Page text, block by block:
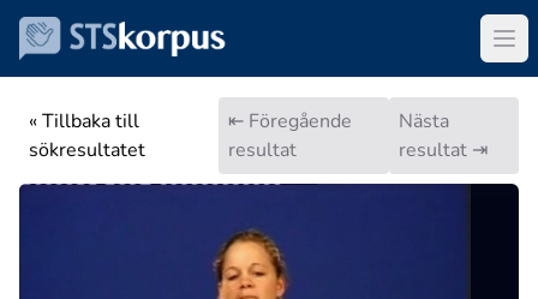
« Tillbaka till
sökresultatet
⇤ Föregående
resultat
Nästa
resultat ⇥